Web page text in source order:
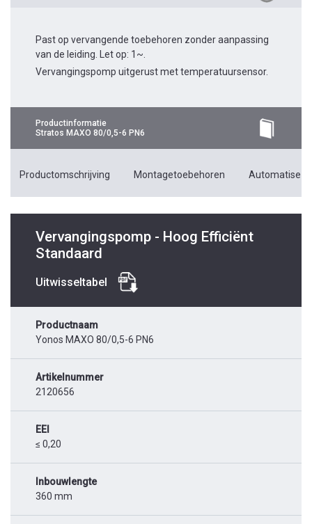
Past op vervangende toebehoren zonder aanpassing
van de leiding. Let op: 1~.
Vervangingspomp uitgerust met temperatuursensor.
Productinformatie
Stratos MAXO 80/0,5-6 PN6
Productomschrijving Montagetoebehoren
Vervangingspomp - Hoog Efficiënt
Standaard
Uitwisseltabel
Productnaam
Yonos MAXO 80/0,5-6 PN6
Artikelnummer
2120656
EEI
≤ 0,20
Inbouwlengte
360 mm